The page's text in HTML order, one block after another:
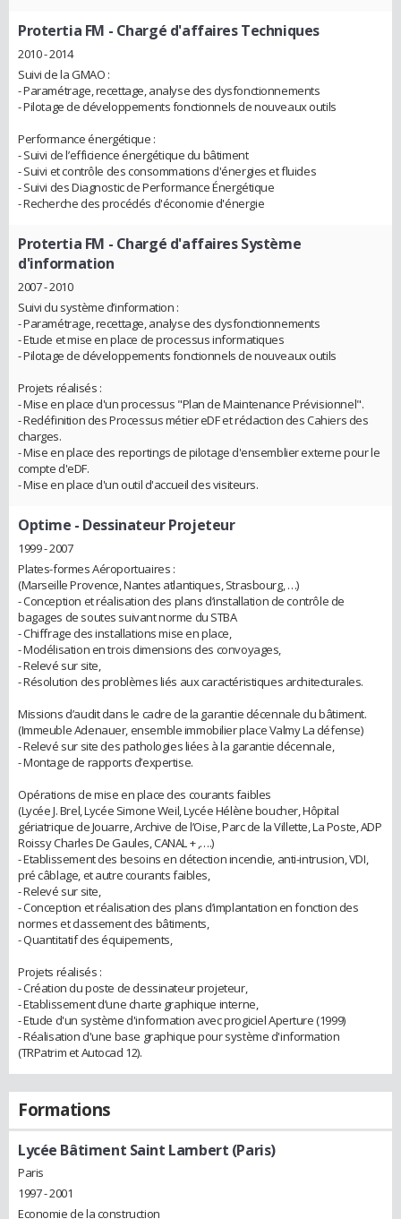
Protertia FM - Chargé d'affaires Techniques
2010 - 2014
Suivi de la GMAO :
- Paramétrage, recettage, analyse des dysfonctionnements
- Pilotage de développements fonctionnels de nouveaux outils
Performance énergétique :
- Suivi de l’efficience énergétique du bâtiment
- Suivi et contrôle des consommations d'énergies et fluides
- Suivi des Diagnostic de Performance Énergétique
- Recherche des procédés d'économie d'énergie
Protertia FM - Chargé d'affaires Système
d'information
2007 - 2010
Suivi du système d’information :
- Paramétrage, recettage, analyse des dysfonctionnements
- Etude et mise en place de processus informatiques
- Pilotage de développements fonctionnels de nouveaux outils
Projets réalisés :
- Mise en place d'un processus "Plan de Maintenance Prévisionnel".
- Redéfinition des Processus métier eDF et rédaction des Cahiers des
charges.
- Mise en place des reportings de pilotage d'ensemblier externe pour le
compte d'eDF.
- Mise en place d'un outil d'accueil des visiteurs.
Optime - Dessinateur Projeteur
1999 - 2007
Plates-formes Aéroportuaires :
(Marseille Provence, Nantes atlantiques, Strasbourg, …)
- Conception et réalisation des plans d’installation de contrôle de
bagages de soutes suivant norme du STBA
- Chiffrage des installations mise en place,
- Modélisation en trois dimensions des convoyages,
- Relevé sur site,
- Résolution des problèmes liés aux caractéristiques architecturales.
Missions d’audit dans le cadre de la garantie décennale du bâtiment.
(Immeuble Adenauer, ensemble immobilier place Valmy La défense)
- Relevé sur site des pathologies liées à la garantie décennale,
- Montage de rapports d’expertise.
Opérations de mise en place des courants faibles
(Lycée J. Brel, Lycée Simone Weil, Lycée Hélène boucher, Hôpital
gériatrique de Jouarre, Archive de l’Oise, Parc de la Villette, La Poste, ADP
Roissy Charles De Gaules, CANAL + ,….)
- Etablissement des besoins en détection incendie, anti-intrusion, VDI,
pré câblage, et autre courants faibles,
- Relevé sur site,
- Conception et réalisation des plans d’implantation en fonction des
normes et classement des bâtiments,
- Quantitatif des équipements,
Projets réalisés :
- Création du poste de dessinateur projeteur,
- Etablissement d’une charte graphique interne,
- Etude d'un système d'information avec progiciel Aperture (1999)
- Réalisation d'une base graphique pour système d'information
(TRPatrim et Autocad 12).
Formations
Lycée Bâtiment Saint Lambert (Paris)
Paris
1997 - 2001
Economie de la construction